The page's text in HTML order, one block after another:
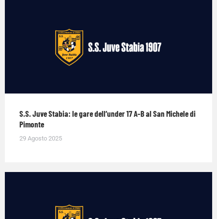
S.S. Juve Stabia: le gare dell’under 17 A-B al San Michele di
Pimonte
29 Agosto 2025